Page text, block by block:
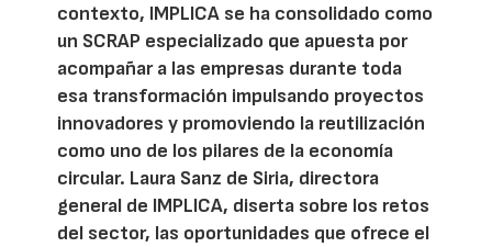
contexto, IMPLICA se ha consolidado como
un SCRAP especializado que apuesta por
acompañar a las empresas durante toda
esa transformación impulsando proyectos
innovadores y promoviendo la reutilización
como uno de los pilares de la economía
circular. Laura Sanz de Siria, directora
general de IMPLICA, diserta sobre los retos
del sector, las oportunidades que ofrece el